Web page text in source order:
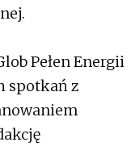
Pełen Energii
spotkań z